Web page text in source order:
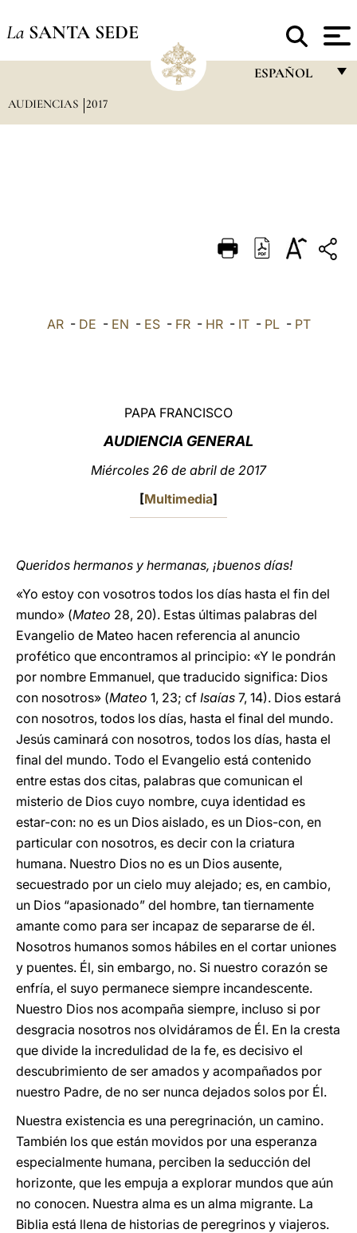
La SANTA SEDE
ESPAÑOL
DEUTSCH
العربيّة
AUDIENCIAS 2017
AR- DE - EN - ES- FR- HR- IT- PL- PT
PAPA FRANCISCO
AUDIENCIA GENERAL
Miércoles 26 de abril de 2017
[Multimedia]
Queridos hermanos y hermanas, ¡buenos días!
«Yo estoy con vosotros todos los días hasta el fin del
mundo» (Mateo 28, 20). Estas últimas palabras del
Evangelio de Mateo hacen referencia al anuncio
profético que encontramos al principio: «Y le pondrán
por nombre Emmanuel, que traducido significa: Dios
con nosotros» (Mateo 1, 23; cf Isaías 7, 14). Dios estará
con nosotros, todos los días, hasta el final del mundo.
Jesús caminará con nosotros, todos los días, hasta el
final del mundo. Todo el Evangelio está contenido
entre estas dos citas, palabras que comunican el
misterio de Dios cuyo nombre, cuya identidad es
estar-con: no es un Dios aislado, es un Dios-con, en
particular con nosotros, es decir con la criatura
humana. Nuestro Dios no es un Dios ausente,
secuestrado por un cielo muy alejado; es, en cambio,
un Dios “apasionado” del hombre, tan tiernamente
amante como para ser incapaz de separarse de él.
Nosotros humanos somos hábiles en el cortar uniones
y puentes. Él, sin embargo, no. Si nuestro corazón se
enfría, el suyo permanece siempre incandescente.
Nuestro Dios nos acompaña siempre, incluso si por
desgracia nosotros nos olvidáramos de Él. En la cresta
que divide la incredulidad de la fe, es decisivo el
descubrimiento de ser amados y acompañados por
nuestro Padre, de no ser nunca dejados solos por Él.
Nuestra existencia es una peregrinación, un camino.
También los que están movidos por una esperanza
especialmente humana, perciben la seducción del
horizonte, que les empuja a explorar mundos que aún
no conocen. Nuestra alma es un alma migrante. La
Biblia está llena de historias de peregrinos y viajeros.